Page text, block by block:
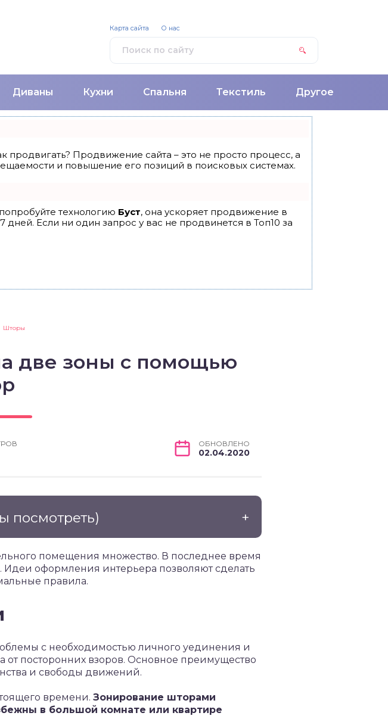
Диваны Кухни Спальня Текстиль Другое
Карта сайта О нас
продвигать? Продвижение сайта – это не просто процесс, а
и повышение его позиций в поисковых системах.
технологию Буст, она ускоряет продвижение в
Если ни один запрос у вас не продвинется в Топ10 за
Шторы
две зоны с помощью
ОБНОВЛЕНО
02.04.2020
посмотреть)
помещения множество. В последнее время
оформления интерьера позволяют сделать
правила.
с необходимостью личного уединения и
от посторонних взоров. Основное преимущество
и свободы движений.
времени. Зонирование шторами
в большой комнате или квартире